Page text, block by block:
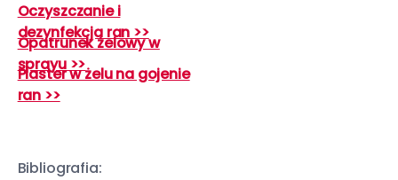
Oczyszczanie i
dezynfekcja ran >>
Opatrunek żelowy w
sprayu >>
Plaster w żelu na gojenie
ran >>
Bibliografia: